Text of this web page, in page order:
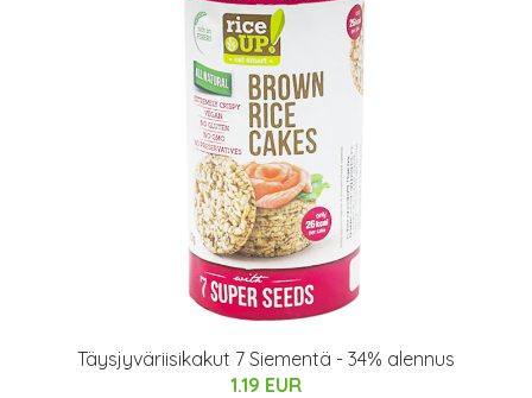
Täysjyväriisikakut 7 Siementä - 34% alennus
1.19 EUR